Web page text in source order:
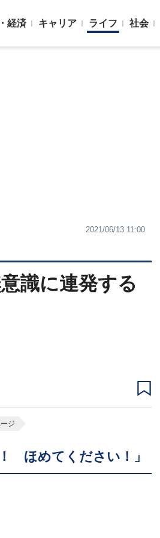
経済 キャリア ライフ 社会
2021/06/13 11:00
識に連発する
ジ
ほめてください！」